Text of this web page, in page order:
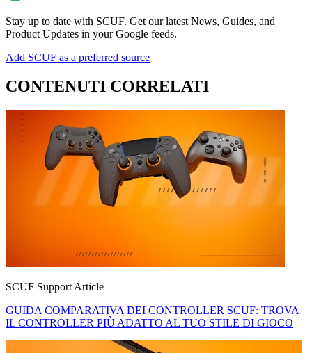
Stay up to date with SCUF. Get our latest News, Guides, and
Product Updates in your Google feeds.
Add SCUF as a preferred source
CONTENUTI CORRELATI
SCUF Support Article
GUIDA COMPARATIVA DEI CONTROLLER SCUF: TROVA
IL CONTROLLER PIÙ ADATTO AL TUO STILE DI GIOCO